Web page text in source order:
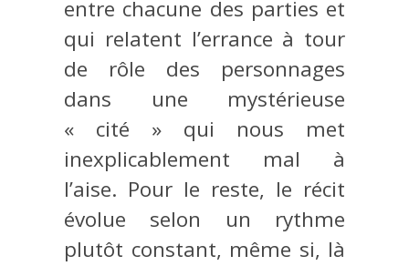
entre chacune des parties et
qui relatent l’errance à tour
de rôle des personnages
dans une mystérieuse
« cité » qui nous met
inexplicablement mal à
l’aise. Pour le reste, le récit
évolue selon un rythme
plutôt constant, même si, là